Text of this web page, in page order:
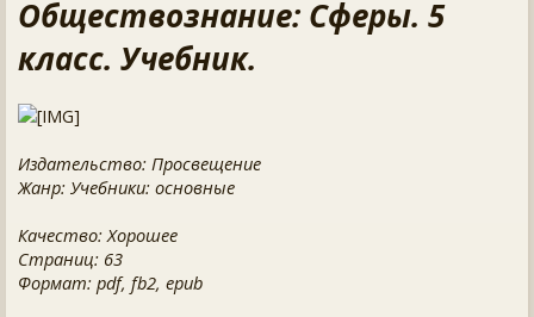
Обществознание: Сферы. 5
класс. Учебник.
Издательство: Просвещение
Жанр: Учебники: основные
Качество: Хорошее
Страниц: 63
Формат: pdf, fb2, epub